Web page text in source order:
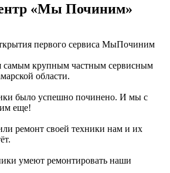
«Мы Починим»
первого сервиса МыПочиним
крупным частным сервисным
области.
было успешно починено. И мы с
еще!
ремонт своей техники нам и их
умеют ремонтировать наши